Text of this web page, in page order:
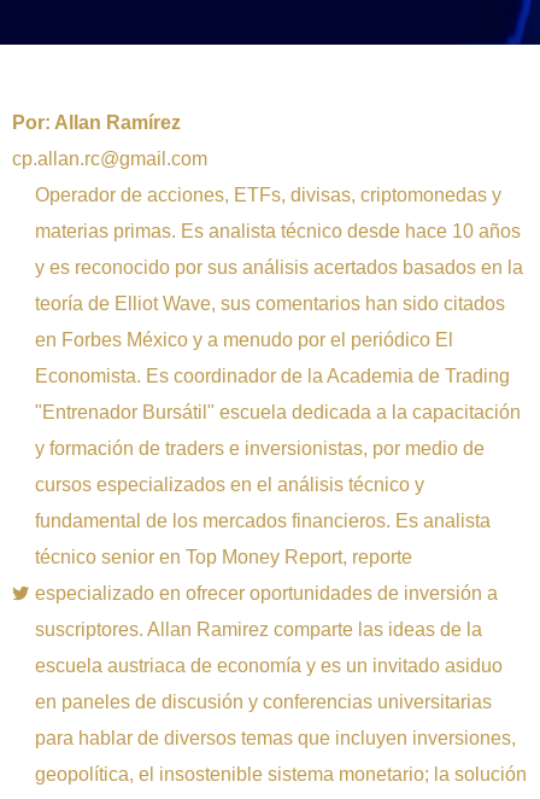
Por: Allan Ramírez
cp.allan.rc@gmail.com
Operador de acciones, ETFs, divisas, criptomonedas y
materias primas. Es analista técnico desde hace 10 años
y es reconocido por sus análisis acertados basados en la
teoría de Elliot Wave, sus comentarios han sido citados
en Forbes México y a menudo por el periódico El
Economista. Es coordinador de la Academia de Trading
"Entrenador Bursátil" escuela dedicada a la capacitación
y formación de traders e inversionistas, por medio de
cursos especializados en el análisis técnico y
fundamental de los mercados financieros. Es analista
técnico senior en Top Money Report, reporte
especializado en ofrecer oportunidades de inversión a
suscriptores. Allan Ramirez comparte las ideas de la
escuela austriaca de economía y es un invitado asiduo
en paneles de discusión y conferencias universitarias
para hablar de diversos temas que incluyen inversiones,
geopolítica, el insostenible sistema monetario; la solución